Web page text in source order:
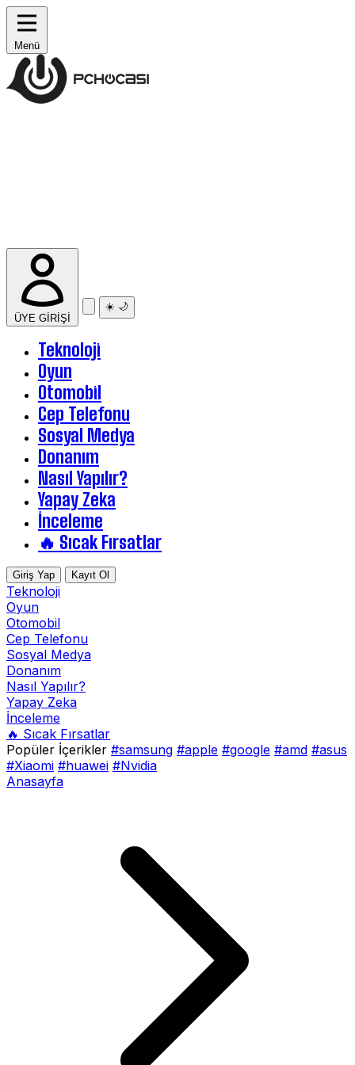
Menü
ÜYE GİRİŞİ
☀️ 🌙
Teknoloji
Oyun
Otomobil
Cep Telefonu
Sosyal Medya
Donanım
Nasıl Yapılır?
Yapay Zeka
İnceleme
🔥 Sıcak Fırsatlar
Giriş Yap Kayıt Ol
Teknoloji
Oyun
Otomobil
Cep Telefonu
Sosyal Medya
Donanım
Nasıl Yapılır?
Yapay Zeka
İnceleme
🔥 Sıcak Fırsatlar
Popüler İçerikler #samsung #apple #google #amd #asus
#Xiaomi #huawei #Nvidia
Anasayfa